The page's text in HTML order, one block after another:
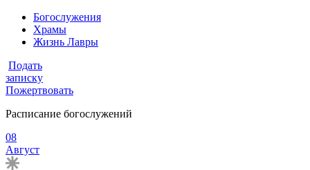
Богослужения
Храмы
Жизнь Лавры
Подать
записку
Пожертвовать
Расписание богослужений
08
Август